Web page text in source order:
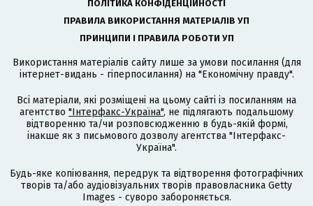
ПОЛІТИКА КОНФІДЕНЦІЙНОСТІ
ПРАВИЛА ВИКОРИСТАННЯ МАТЕРІАЛІВ УП
ПРИНЦИПИ І ПРАВИЛА РОБОТИ УП
Використання матеріалів сайту лише за умови посилання (для
інтернет-видань - гіперпосилання) на "Економічну правду".
Всі матеріали, які розміщені на цьому сайті із посиланням на
агентство "Інтерфакс-Україна", не підлягають подальшому
відтворенню та/чи розповсюдженню в будь-якій формі,
інакше як з письмового дозволу агентства "Інтерфакс-
Україна".
Будь-яке копіювання, передрук та відтворення фотографічних
творів та/або аудіовізуальних творів правовласника Getty
Images - суворо забороняється.